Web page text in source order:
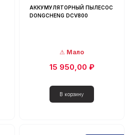
АККУМУЛЯТОРНЫЙ ПЫЛЕСОС
DONGCHENG DCV800
Мало
15 950,00 ₽